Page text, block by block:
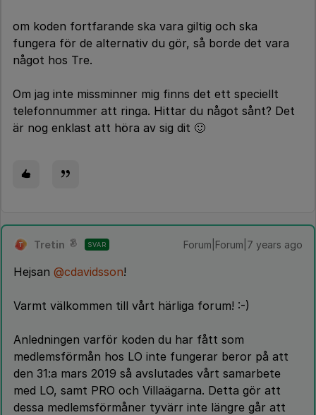
om koden fortfarande ska vara giltig och ska
fungera för de alternativ du gör, så borde det vara
något hos Tre.
Om jag inte missminner mig finns det ett speciellt
telefonnummer att ringa. Hittar du något sånt? Det
är nog enklast att höra av sig dit 🙂
T Tretin SVAR Forum|Forum|7 years ago
Hejsan @cdavidsson!
Varmt välkommen till vårt härliga forum! :-)
Anledningen varför koden du har fått som
medlemsförmån hos LO inte fungerar beror på att
den 31:a mars 2019 så avslutades vårt samarbete
med LO, samt PRO och Villaägarna. Detta gör att
dessa medlemsförmåner tyvärr inte längre går att